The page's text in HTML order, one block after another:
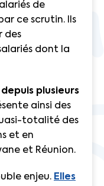
de
ce scrutin. Ils
des
dont la
plusieurs
ainsi des
totalité des
et en
et Réunion.
enjeu. Elles